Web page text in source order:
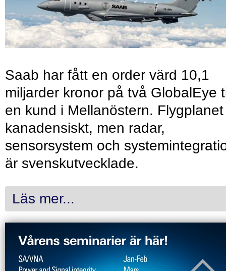
Saab har fått en order värd 10,1
miljarder kronor på två GlobalEye
en kund i Mellanöstern.
kanadensiskt, men radar,
sensorsystem och
är svenskutvecklade.
Läs mer...